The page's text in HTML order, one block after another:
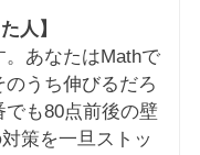
人】
。あなたはMathで
うち伸びるだろ
でも80点前後の壁
策を一旦ストッ